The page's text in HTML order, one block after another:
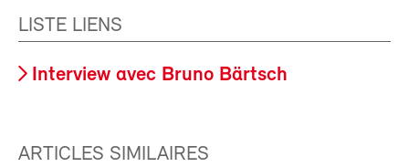
LISTE LIENS
Interview avec Bruno Bärtsch
ARTICLES SIMILAIRES